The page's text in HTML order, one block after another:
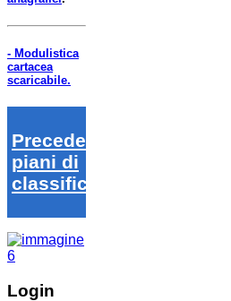
- Modulistica
cartacea
scaricabile.
Precedenti
piani di
classifica
Login